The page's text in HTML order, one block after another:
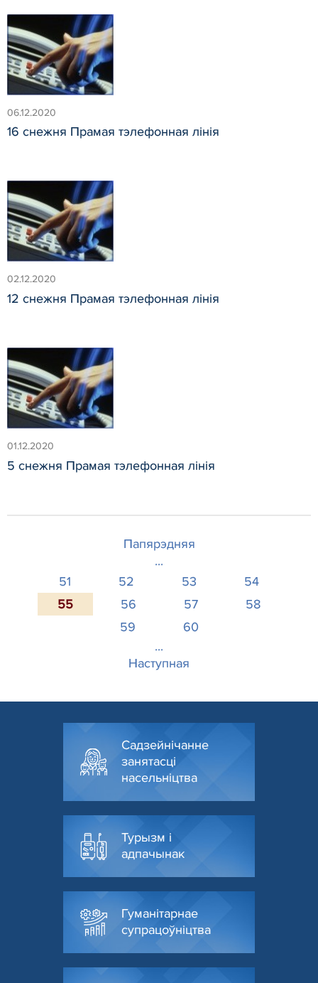
06.12.2020
16 снежня Прамая тэлефонная лінія
02.12.2020
12 снежня Прамая тэлефонная лінія
01.12.2020
5 снежня Прамая тэлефонная лінія
Папярэдняя
...
51
52 53
54
55
56 57
58
59
60
...
Наступная
Садзейнічанне
занятасці
насельніцтва
Турызм і
адпачынак
Гуманітарнае
супрацоўніцтва